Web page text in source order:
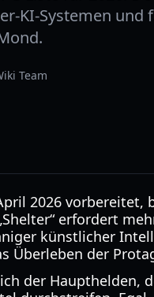
KI-Systemen und
Team
2026 vorbereitet,
erfordert
künstlicher
Überleben der
der Haupthelden,